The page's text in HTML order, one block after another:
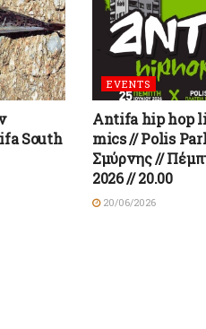
South
EVENTS
Antifa hip hop
mics // Polis
Σμύρνης //
2026 // 20.00
20/06/2026